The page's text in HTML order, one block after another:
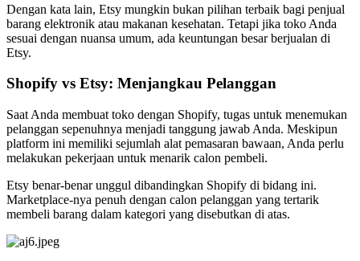
Dengan kata lain, Etsy mungkin bukan pilihan terbaik bagi penjual
barang elektronik atau makanan kesehatan. Tetapi jika toko Anda
sesuai dengan nuansa umum, ada keuntungan besar berjualan di
Etsy.
Shopify vs Etsy: Menjangkau Pelanggan
Saat Anda membuat toko dengan Shopify, tugas untuk menemukan
pelanggan sepenuhnya menjadi tanggung jawab Anda. Meskipun
platform ini memiliki sejumlah alat pemasaran bawaan, Anda perlu
melakukan pekerjaan untuk menarik calon pembeli.
Etsy benar-benar unggul dibandingkan Shopify di bidang ini.
Marketplace-nya penuh dengan calon pelanggan yang tertarik
membeli barang dalam kategori yang disebutkan di atas.